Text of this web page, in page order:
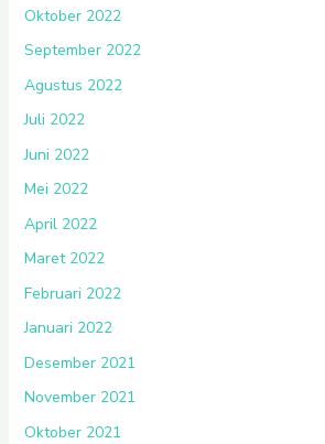
Oktober 2022
September 2022
Agustus 2022
Juli 2022
Juni 2022
Mei 2022
April 2022
Maret 2022
Februari 2022
Januari 2022
Desember 2021
November 2021
Oktober 2021